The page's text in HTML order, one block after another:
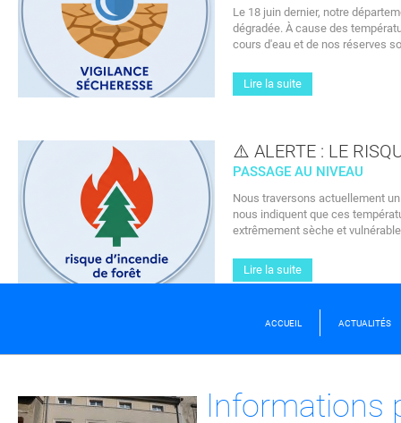
sam.
12
Ensemble
pour notre
patrimoine
PARTICIPEZ À LA
« NETTOYONS
CIMETIÈRES » LE
LIRE LA SUITE
18
Le 18 juin dernier, notre
dégradée. À cause des
cours d'eau et de nos réserves
Lire la suite
⚠️ ALERTE : LE
PASSAGE AU NIVEAU
Nous traversons actuellement
nous indiquent que ces
extrêmement sèche et
Lire la suite
ACCUEIL ACTUALITÉS
Informations